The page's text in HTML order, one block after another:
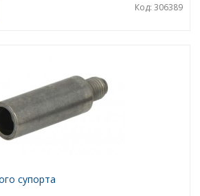
Код: 306389
супорта